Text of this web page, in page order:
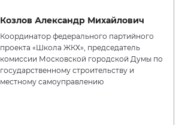
Козлов Александр Михайлович
Координатор федерального партийного
проекта «Школа ЖКХ», председатель
комиссии Московской городской Думы по
государственному строительству и
местному самоуправлению